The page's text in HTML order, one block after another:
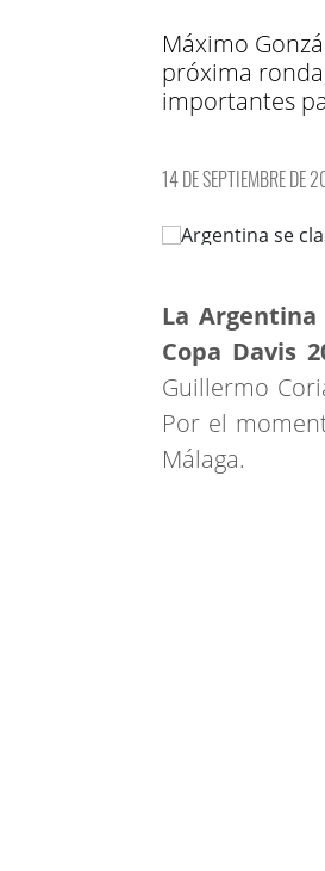
Máximo
próxima
importantes
14 DE SEPTIEMBRE
La
Copa Davis
Guillermo
Por el
Málaga.